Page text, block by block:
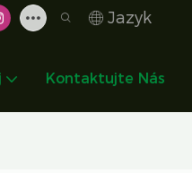
Jazyk
Kontaktujte Nás